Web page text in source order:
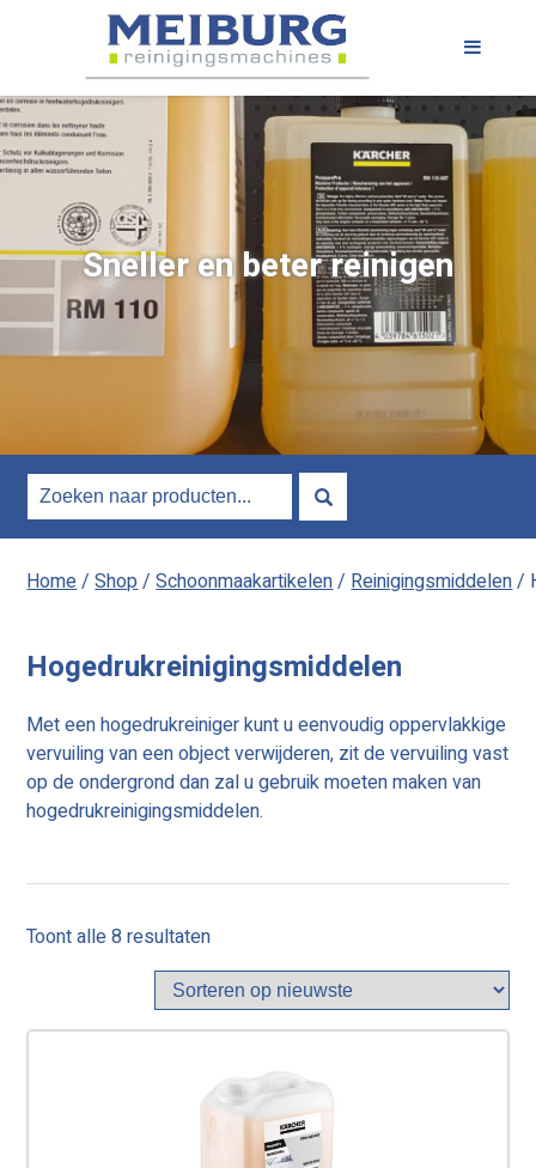
Sneller en beter reinigen
Home/Shop/Schoonmaakartikelen/Reinigingsmiddelen/
Hogedrukreinigingsmiddelen
Met een hogedrukreiniger kunt u eenvoudig oppervlakkige
vervuiling van een object verwijderen, zit de vervuiling vast
op de ondergrond dan zal u gebruik moeten maken van
hogedrukreinigingsmiddelen.
Toont alle 8 resultatenGesorteerd
op
nieuwste